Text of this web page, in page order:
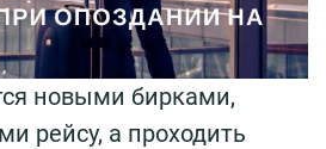
новыми бирками,
рейсу, а проходить